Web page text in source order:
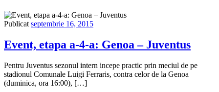
Publicat septembrie 16, 2015
Event, etapa a-4-a: Genoa – Juventus
Pentru Juventus sezonul intern incepe practic prin meciul de pe
stadionul Comunale Luigi Ferraris, contra celor de la Genoa
(duminica, ora 16:00), […]